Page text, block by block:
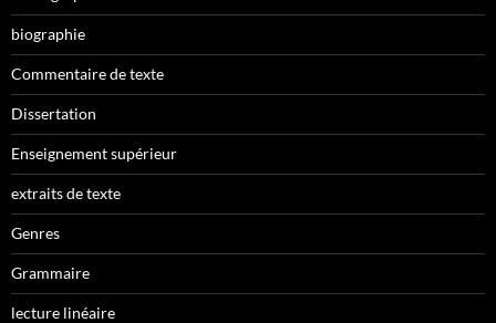
biographie
Commentaire de texte
Dissertation
Enseignement supérieur
extraits de texte
Genres
Grammaire
lecture linéaire